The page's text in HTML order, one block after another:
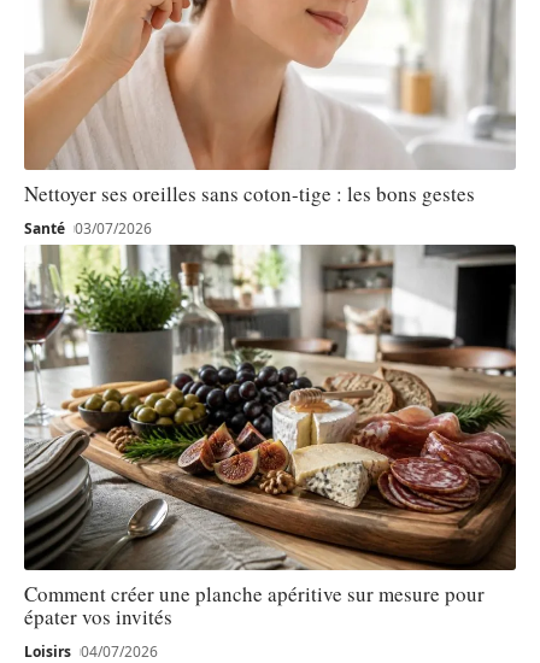
Nettoyer ses oreilles sans coton-tige : les bons gestes
Santé 03/07/2026
Comment créer une planche apéritive sur mesure pour
épater vos invités
Loisirs 04/07/2026